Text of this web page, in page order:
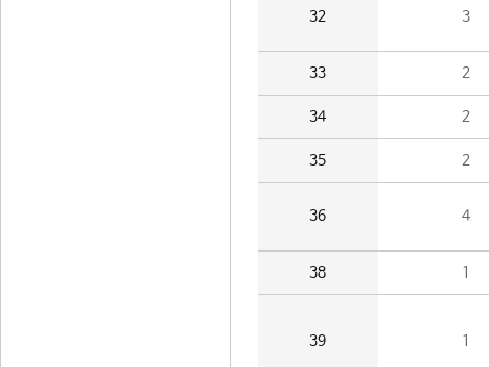
32 3
33 2
34 2
35 2
36 4
38 1
39 1